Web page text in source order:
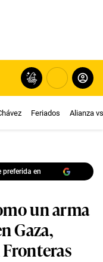
Feriados Alianza
preferida en
un arma
Gaza,